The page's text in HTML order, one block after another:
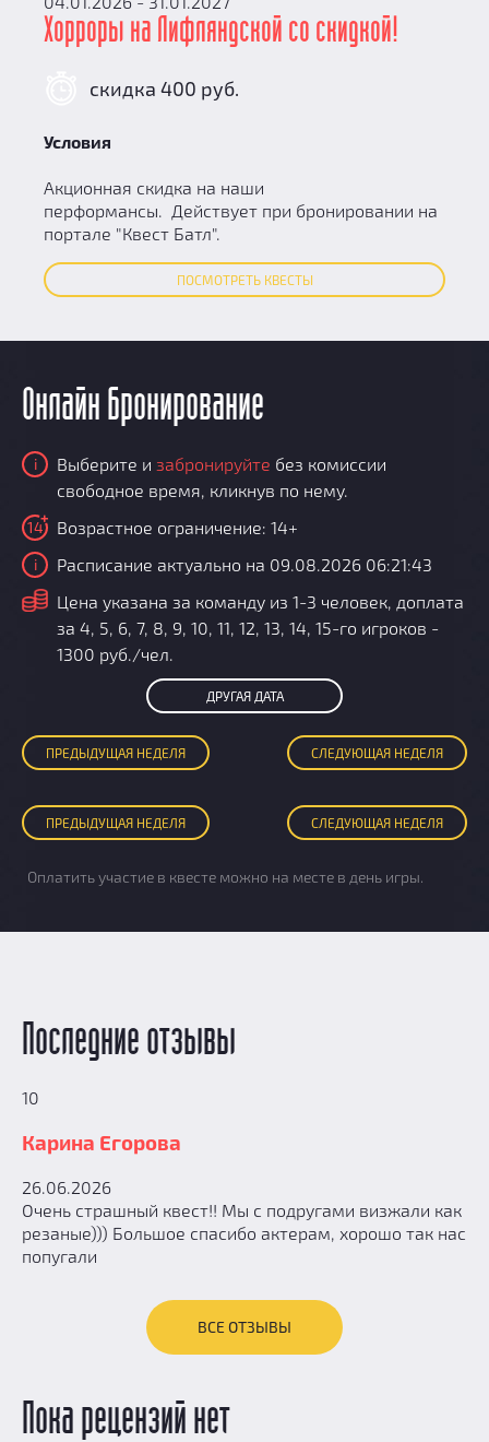
Хорроры на Лифляндской со скидкой!
скидка 400 руб.
Условия
Акционная скидка на наши
перформансы. Действует при бронировании на
портале "Квест Батл".
ПОСМОТРЕТЬ КВЕСТЫ
Онлайн бронирование
i Выберите и забронируйте без комиссии
свободное время, кликнув по нему.
14 Возрастное ограничение: 14+
i Расписание актуально на 09.08.2026 06:21:43
i
Цена указана за команду из 1-3 человек, доплата
за 4, 5, 6, 7, 8, 9, 10, 11, 12, 13, 14, 15-го игроков -
1300 руб./чел.
ДРУГАЯ ДАТА
ПРЕДЫДУЩАЯ НЕДЕЛЯ СЛЕДУЮЩАЯ НЕДЕЛЯ
ПРЕДЫДУЩАЯ НЕДЕЛЯ СЛЕДУЮЩАЯ НЕДЕЛЯ
Оплатить участие в квесте можно на месте в день игры.
Последние отзывы
10
Карина Егорова
26.06.2026
Очень страшный квест!! Мы с подругами визжали как
резаные))) Большое спасибо актерам, хорошо так нас
попугали
ВСЕ ОТЗЫВЫ
Пока рецензий нет